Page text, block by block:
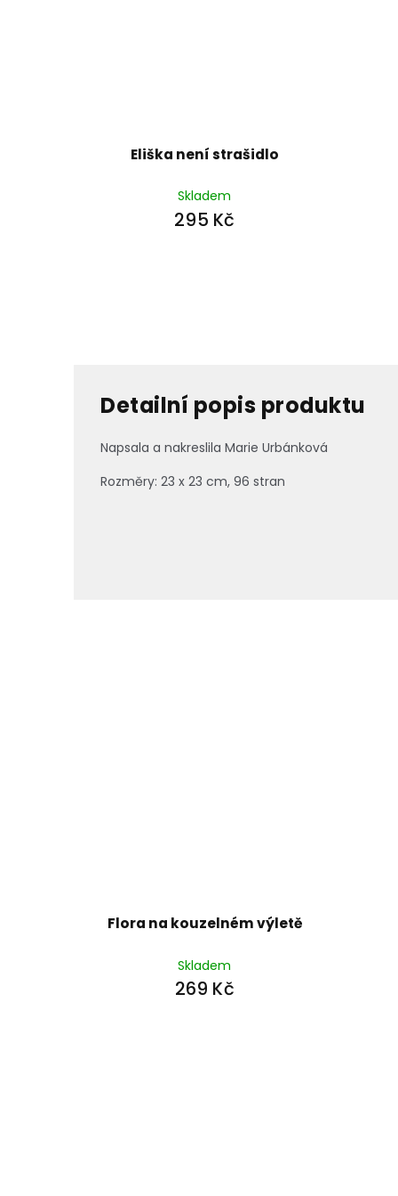
Eliška není strašidlo
Skladem
295 Kč
Detailní popis produktu
Napsala a nakreslila Marie Urbánková
Rozměry: 23 x 23 cm, 96 stran
Flora na kouzelném výletě
Skladem
269 Kč